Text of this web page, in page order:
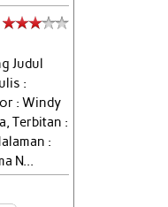
Judul
:
: Windy
Terbitan :
:
N...